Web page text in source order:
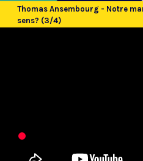
Thomas Ansembourg - Notre
sens? (3/4)